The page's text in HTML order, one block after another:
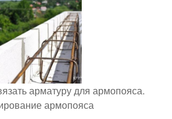
арматуру для армопояса.
армопояса